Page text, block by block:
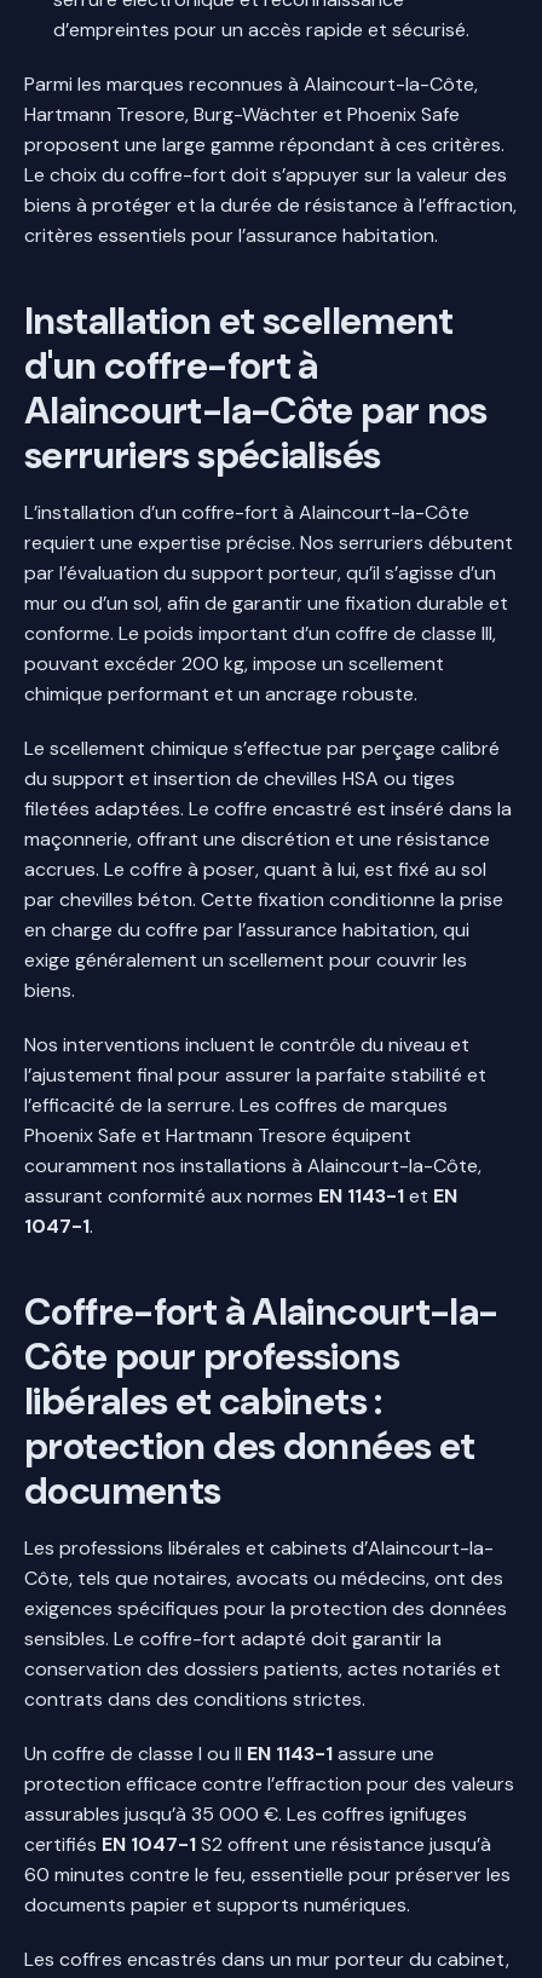
d’empreintes pour un accès rapide et sécurisé.
Parmi les marques reconnues à Alaincourt-la-Côte,
Hartmann Tresore, Burg-Wächter et Phoenix Safe
proposent une large gamme répondant à ces critères.
Le choix du coffre-fort doit s’appuyer sur la valeur des
biens à protéger et la durée de résistance à l’effraction,
critères essentiels pour l’assurance habitation.
Installation et scellement
d'un coffre-fort à
Alaincourt-la-Côte par nos
serruriers spécialisés
L’installation d’un coffre-fort à Alaincourt-la-Côte
requiert une expertise précise. Nos serruriers débutent
par l’évaluation du support porteur, qu’il s’agisse d’un
mur ou d’un sol, afin de garantir une fixation durable et
conforme. Le poids important d’un coffre de classe III,
pouvant excéder 200 kg, impose un scellement
chimique performant et un ancrage robuste.
Le scellement chimique s’effectue par perçage calibré
du support et insertion de chevilles HSA ou tiges
filetées adaptées. Le coffre encastré est inséré dans la
maçonnerie, offrant une discrétion et une résistance
accrues. Le coffre à poser, quant à lui, est fixé au sol
par chevilles béton. Cette fixation conditionne la prise
en charge du coffre par l’assurance habitation, qui
exige généralement un scellement pour couvrir les
biens.
Nos interventions incluent le contrôle du niveau et
l’ajustement final pour assurer la parfaite stabilité et
l’efficacité de la serrure. Les coffres de marques
Phoenix Safe et Hartmann Tresore équipent
couramment nos installations à Alaincourt-la-Côte,
assurant conformité aux normes EN 1143-1et EN
1047-1.
Coffre-fort à Alaincourt-la-
Côte pour professions
libérales et cabinets :
protection des données et
documents
Les professions libérales et cabinets d’Alaincourt-la-
Côte, tels que notaires, avocats ou médecins, ont des
exigences spécifiques pour la protection des données
sensibles. Le coffre-fort adapté doit garantir la
conservation des dossiers patients, actes notariés et
contrats dans des conditions strictes.
Un coffre de classe I ou II EN 1143-1assure une
protection efficace contre l’effraction pour des valeurs
assurables jusqu’à 35 000 €. Les coffres ignifuges
certifiés EN 1047-1S2 offrent une résistance jusqu’à
60 minutes contre le feu, essentielle pour préserver les
documents papier et supports numériques.
Les coffres encastrés dans un mur porteur du cabinet,